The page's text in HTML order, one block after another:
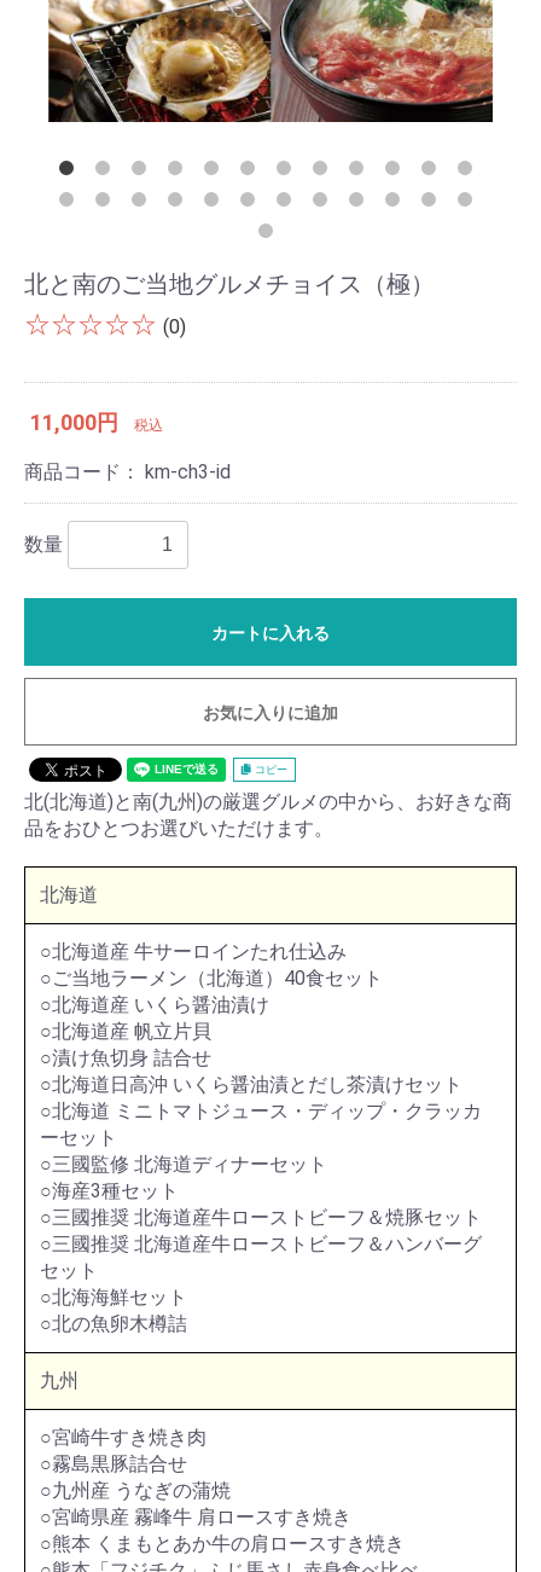
北と南のご当地グルメチョイス（極）
☆☆☆☆☆ (0)
11,000円 税込
商品コード： km-ch3-id
数量
カートに入れる
お気に入りに追加
コピー
北(北海道)と南(九州)の厳選グルメの中から、お好きな商
品をおひとつお選びいただけます。
北海道
○北海道産 牛サーロインたれ仕込み
○ご当地ラーメン（北海道）40食セット
○北海道産 いくら醤油漬け
○北海道産 帆立片貝
○漬け魚切身 詰合せ
○北海道日高沖 いくら醤油漬とだし茶漬けセット
○北海道 ミニトマトジュース・ディップ・クラッカ
ーセット
○三國監修 北海道ディナーセット
○海産3種セット
○三國推奨 北海道産牛ローストビーフ＆焼豚セット
○三國推奨 北海道産牛ローストビーフ＆ハンバーグ
セット
○北海海鮮セット
○北の魚卵木樽詰
九州
○宮崎牛すき焼き肉
○霧島黒豚詰合せ
○九州産 うなぎの蒲焼
○宮崎県産 霧峰牛 肩ロースすき焼き
○熊本 くまもとあか牛の肩ロースすき焼き